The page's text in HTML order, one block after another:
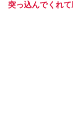
突っ込んでくれ